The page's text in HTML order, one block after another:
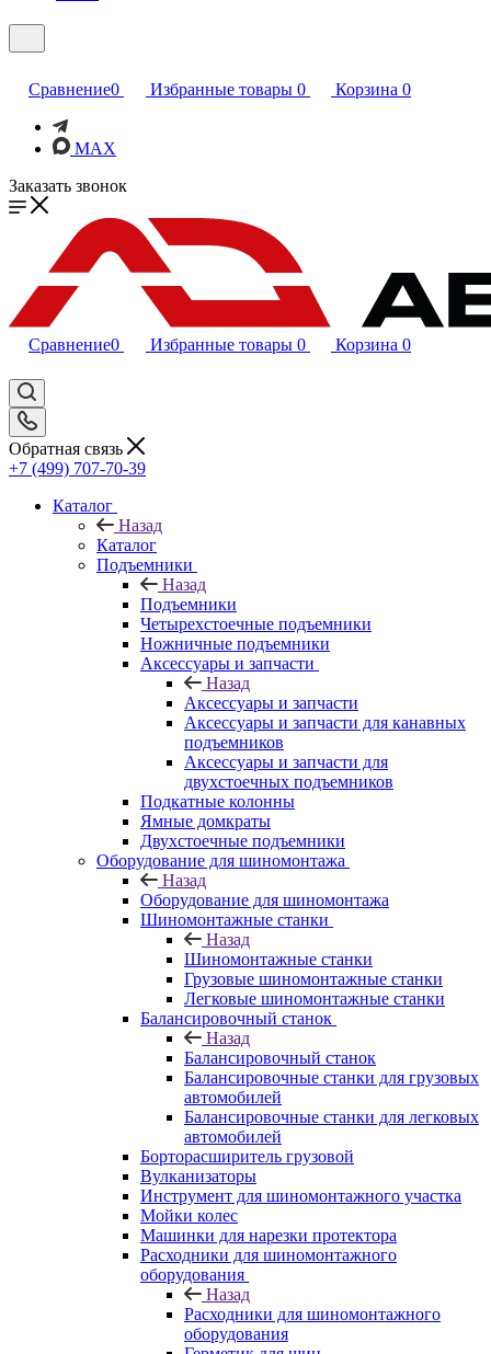
Сравнение0 Избранные товары 0 Корзина 0
MAX
Заказать звонок
Сравнение0 Избранные товары 0 Корзина 0
Обратная связь
+7 (499) 707-70-39
Каталог
Назад
Каталог
Подъемники
Назад
Подъемники
Четырехстоечные подъемники
Ножничные подъемники
Аксессуары и запчасти
Назад
Аксессуары и запчасти
Аксессуары и запчасти для канавных
подъемников
Аксессуары и запчасти для
двухстоечных подъемников
Подкатные колонны
Ямные домкраты
Двухстоечные подъемники
Оборудование для шиномонтажа
Назад
Оборудование для шиномонтажа
Шиномонтажные станки
Назад
Шиномонтажные станки
Грузовые шиномонтажные станки
Легковые шиномонтажные станки
Балансировочный станок
Назад
Балансировочный станок
Балансировочные станки для грузовых
автомобилей
Балансировочные станки для легковых
автомобилей
Борторасширитель грузовой
Вулканизаторы
Инструмент для шиномонтажного участка
Мойки колес
Машинки для нарезки протектора
Расходники для шиномонтажного
оборудования
Назад
Расходники для шиномонтажного
оборудования